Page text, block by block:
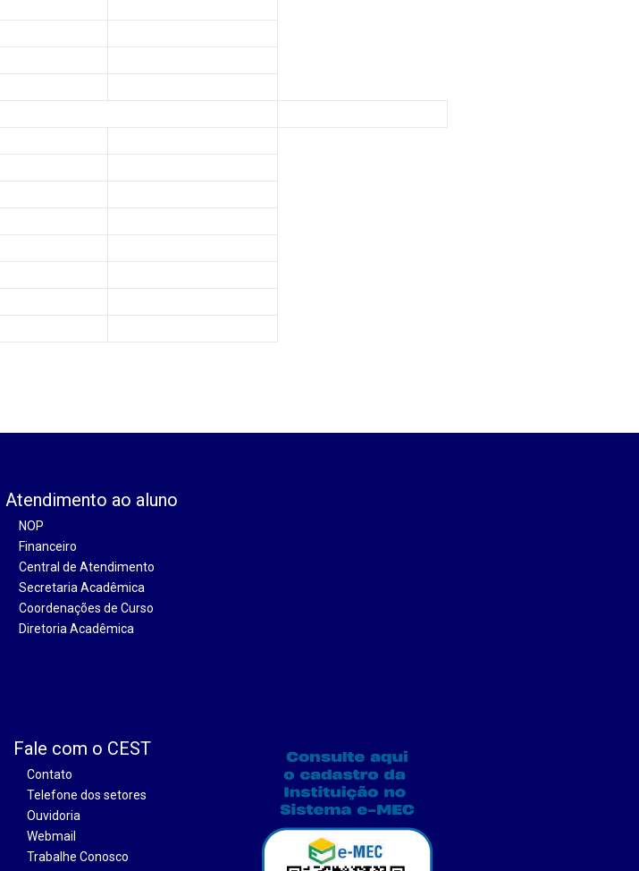
Atendimento ao aluno
NOP
Financeiro
Central de Atendimento
Secretaria Acadêmica
Coordenações de Curso
Diretoria Acadêmica
Fale com o CEST
Contato
Telefone dos setores
Ouvidoria
Webmail
Trabalhe Conosco